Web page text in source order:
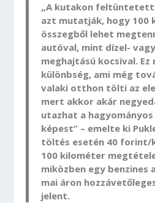
„A kutakon
azt mutatják, hogy 100
összegből lehet
autóval, mint dízel-
meghajtású kocsival.
különbség, ami még
valaki otthon tölti az
mert akkor akár
utazhat a
képest” – emelte ki
töltés esetén 40 forint/
100 kilométer
miközben egy benzines
mai áron
jelent.